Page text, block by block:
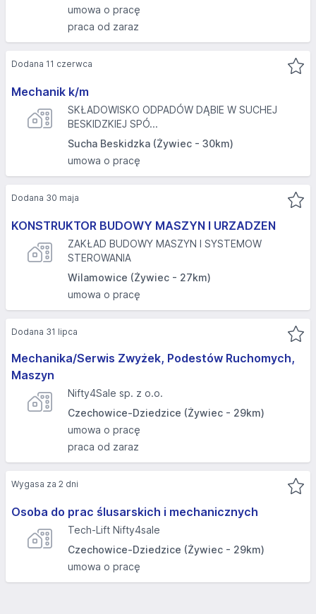
umowa o pracę
praca od zaraz
Mechanik k/m
SKŁADOWISKO ODPADÓW DĄBIE W SUCHEJ
BESKIDZKIEJ SPÓ...
Sucha Beskidzka (Żywiec - 30km)
umowa o pracę
Dodana 11 czerwca
KONSTRUKTOR BUDOWY MASZYN I URZADZEN
ZAKŁAD BUDOWY MASZYN I SYSTEMOW
STEROWANIA
Wilamowice (Żywiec - 27km)
umowa o pracę
Dodana 30 maja
Mechanika/Serwis Zwyżek, Podestów Ruchomych,
Maszyn
Nifty4Sale sp. z o.o.
Czechowice-Dziedzice (Żywiec - 29km)
umowa o pracę
praca od zaraz
Dodana 31 lipca
Osoba do prac ślusarskich i mechanicznych
Tech-Lift Nifty4sale
Czechowice-Dziedzice (Żywiec - 29km)
umowa o pracę
Wygasa za 2 dni